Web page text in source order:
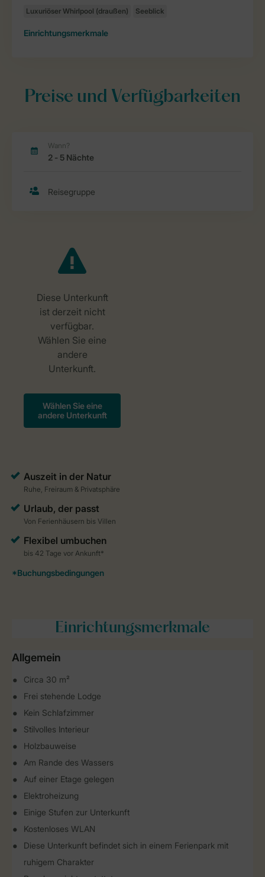
Einrichtungsmerkmale
Preise und Verfügbarkeiten
Einrichtungsmerkmale
Allgemein
Circa 30 m²
Frei stehende Lodge
Kein Schlafzimmer
Stilvolles Interieur
Holzbauweise
Am Rande des Wassers
Auf einer Etage gelegen
Elektroheizung
Einige Stufen zur Unterkunft
Kostenloses WLAN
Diese Unterkunft befindet sich in einem Ferienpark mit
ruhigem Charakter